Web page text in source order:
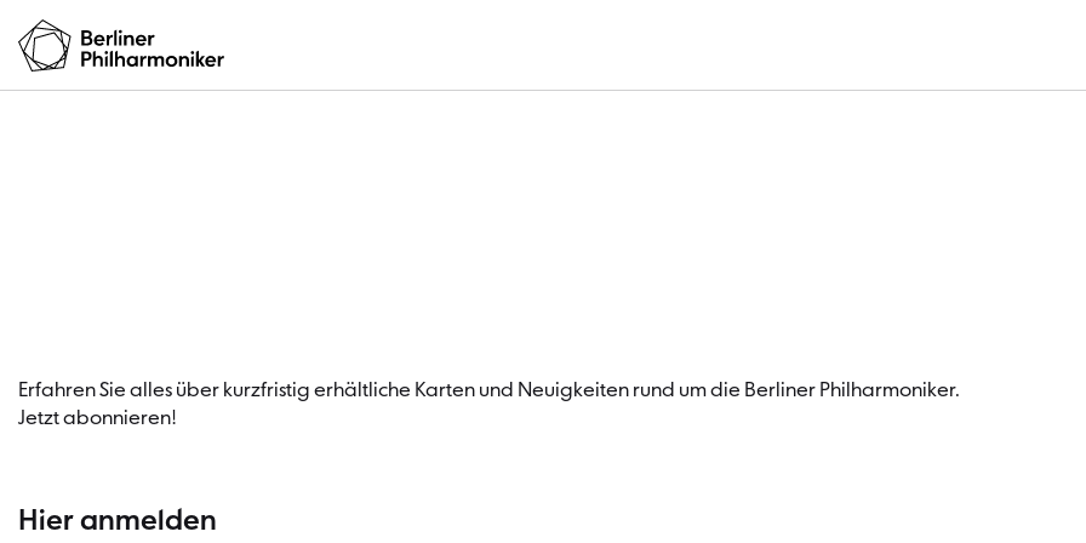
Erfahren Sie alles über kurzfristig erhältliche Karten und Neuigkeiten rund um die Berliner Philharmoniker.
Jetzt abonnieren!
Hier anmelden